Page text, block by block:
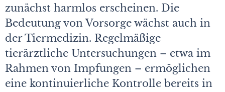
zunächst harmlos erscheinen. Die
Bedeutung von Vorsorge wächst auch in
der Tiermedizin. Regelmäßige
tierärztliche Untersuchungen – etwa im
Rahmen von Impfungen – ermöglichen
eine kontinuierliche Kontrolle bereits in